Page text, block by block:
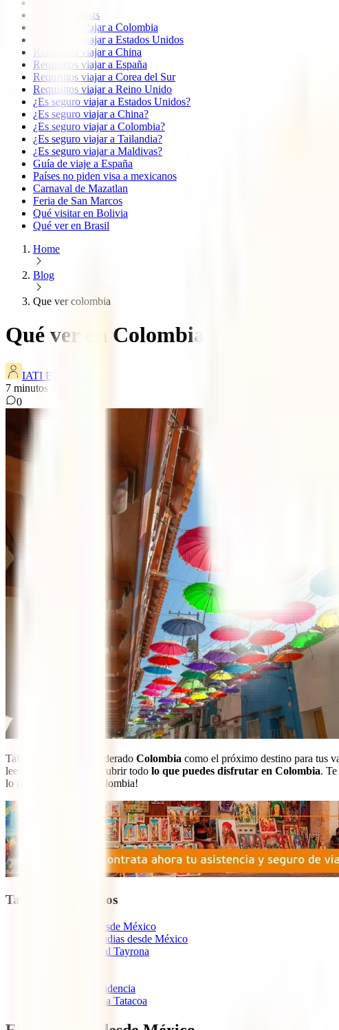
Todos los posts
Requisitos viajar a Colombia
Requisitos viajar a Estados Unidos
Requisitos viajar a China
Requisitos viajar a España
Requisitos viajar a Corea del Sur
Requisitos viajar a Reino Unido
¿Es seguro viajar a Estados Unidos?
¿Es seguro viajar a China?
¿Es seguro viajar a Colombia?
¿Es seguro viajar a Tailandia?
¿Es seguro viajar a Maldivas?
Guía de viaje a España
Países no piden visa a mexicanos
Carnaval de Mazatlan
Feria de San Marcos
Qué visitar en Bolivia
Qué ver en Brasil
Home
Blog
Que ver colombia
Qué ver en Colombia: 7 lugares
IATI Blog
7 minutos de lectura
0
Tal vez no hayas considerado Colombia como el próximo destino para tus
leer este artículo y descubrir todo lo que puedes disfrutar en Colombia.
lo mejor que ofrece Colombia!
Tabla de contenidos
Eje Cafetero desde México
Cartagena de Indias desde México
Parque Nacional Tayrona
La Isla de Providencia
El Desierto de la Tatacoa